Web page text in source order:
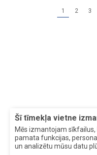
Šī tīmekļa vietne
Mēs izmantojam
pamata funkcijas,
un analizētu mūsu datu
1 2 3